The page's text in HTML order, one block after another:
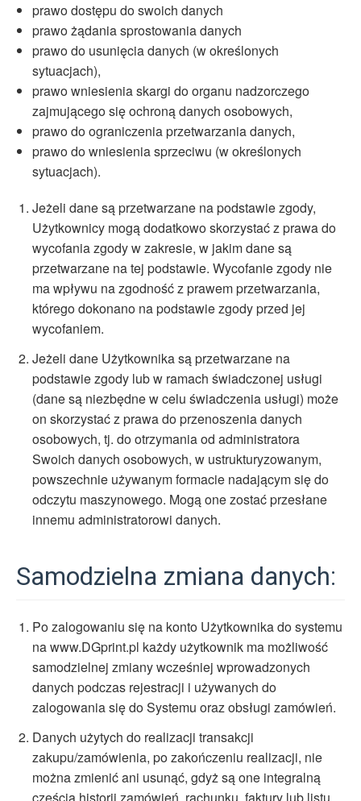
prawo dostępu do swoich danych
prawo żądania sprostowania danych
prawo do usunięcia danych (w określonych
sytuacjach),
prawo wniesienia skargi do organu nadzorczego
zajmującego się ochroną danych osobowych,
prawo do ograniczenia przetwarzania danych,
prawo do wniesienia sprzeciwu (w określonych
sytuacjach).
Jeżeli dane są przetwarzane na podstawie zgody,
Użytkownicy mogą dodatkowo skorzystać z prawa do
wycofania zgody w zakresie, w jakim dane są
przetwarzane na tej podstawie. Wycofanie zgody nie
ma wpływu na zgodność z prawem przetwarzania,
którego dokonano na podstawie zgody przed jej
wycofaniem.
Jeżeli dane Użytkownika są przetwarzane na
podstawie zgody lub w ramach świadczonej usługi
(dane są niezbędne w celu świadczenia usługi) może
on skorzystać z prawa do przenoszenia danych
osobowych, tj. do otrzymania od administratora
Swoich danych osobowych, w ustrukturyzowanym,
powszechnie używanym formacie nadającym się do
odczytu maszynowego. Mogą one zostać przesłane
innemu administratorowi danych.
Samodzielna zmiana danych:
Po zalogowaniu się na konto Użytkownika do systemu
na www.DGprint.pl każdy użytkownik ma możliwość
samodzielnej zmiany wcześniej wprowadzonych
danych podczas rejestracji i używanych do
zalogowania się do Systemu oraz obsługi zamówień.
Danych użytych do realizacji transakcji
zakupu/zamówienia, po zakończeniu realizacji, nie
można zmienić ani usunąć, gdyż są one integralną